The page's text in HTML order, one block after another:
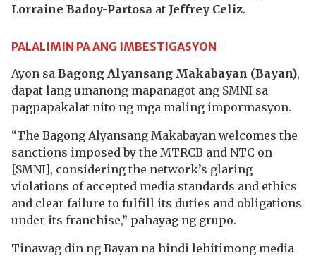
Lorraine Badoy-Partosa at Jeffrey Celiz.
PALALIMIN PA ANG IMBESTIGASYON
Ayon sa Bagong Alyansang Makabayan (Bayan),
dapat lang umanong mapanagot ang SMNI sa
pagpapakalat nito ng mga maling impormasyon.
“The Bagong Alyansang Makabayan welcomes the
sanctions imposed by the MTRCB and NTC on
[SMNI], considering the network’s glaring
violations of accepted media standards and ethics
and clear failure to fulfill its duties and obligations
under its franchise,” pahayag ng grupo.
Tinawag din ng Bayan na hindi lehitimong media